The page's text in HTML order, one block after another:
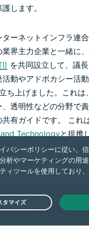
します。
ターネットインフラ連
界主力企業と一緒に、
を共同設立して、議
動やアドボカシー活
ち上げました。これは
透明性などの分野で
有ガイドです。 これは
Technologyと提携
性イニシアチブ活動に
た一部のイノベーショ
の後、他社は弊社の先